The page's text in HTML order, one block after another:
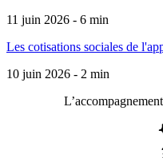
11 juin 2026 - 6 min
Les cotisations sociales de
10 juin 2026 - 2 min
L’accompagnement